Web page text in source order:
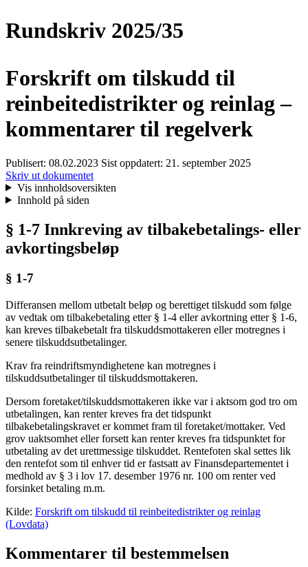
Rundskriv 2025/35
Forskrift om tilskudd til
reinbeitedistrikter og reinlag –
kommentarer til regelverk
Publisert: 08.02.2023 Sist oppdatert: 21. september 2025
Skriv ut dokumentet
Vis innholdsoversikten
Innhold på siden
§ 1-7 Innkreving av tilbakebetalings- eller
avkortingsbeløp
§ 1-7
Differansen mellom utbetalt beløp og berettiget tilskudd som følge
av vedtak om tilbakebetaling etter § 1-4 eller avkortning etter § 1-6,
kan kreves tilbakebetalt fra tilskuddsmottakeren eller motregnes i
senere tilskuddsutbetalinger.
Krav fra reindriftsmyndighetene kan motregnes i
tilskuddsutbetalinger til tilskuddsmottakeren.
Dersom foretaket/tilskuddsmottakeren ikke var i aktsom god tro om
utbetalingen, kan renter kreves fra det tidspunkt
tilbakebetalingskravet er kommet fram til foretaket/mottaker. Ved
grov uaktsomhet eller forsett kan renter kreves fra tidspunktet for
utbetaling av det urettmessige tilskuddet. Rentefoten skal settes lik
den rentefot som til enhver tid er fastsatt av Finansdepartementet i
medhold av § 3 i lov 17. desember 1976 nr. 100 om renter ved
forsinket betaling m.m.
Kilde: Forskrift om tilskudd til reinbeitedistrikter og reinlag
(Lovdata)
Kommentarer til bestemmelsen